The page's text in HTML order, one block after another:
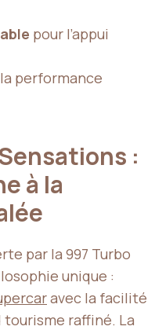
pour l’appui
performance
:
à la
par la 997 Turbo
unique :
avec la facilité
tourisme raffiné. La